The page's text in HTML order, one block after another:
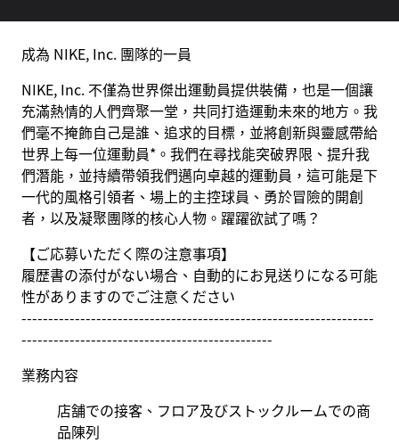
成為 NIKE, Inc. 團隊的一員
NIKE, Inc. 不僅為世界傑出運動員提供裝備，也是一個讓
充滿熱情的人們齊聚一堂，共同打造運動未來的地方。我
們毫不掩飾自己是誰、追求的目標，並將創新與靈感帶給
世界上每一位運動員*。我們在尋找能突破界限、提升我
們潛能，並持續帶領我們邁向卓越的運動員，這可能是下
一代的風格引領者、場上的主控球員、勇於冒險的開創
者，以及凝聚團隊的核心人物。躍躍欲試了嗎？
【ご応募いただく際の注意事項】
履歴書の添付がない場合、自動的にお見送りになる可能
性がありますのでご注意ください
------------------------------------------------------------------
-----------------------------------------------
業務内容
店舗での接客、フロア及びストックルームでの商
品陳列